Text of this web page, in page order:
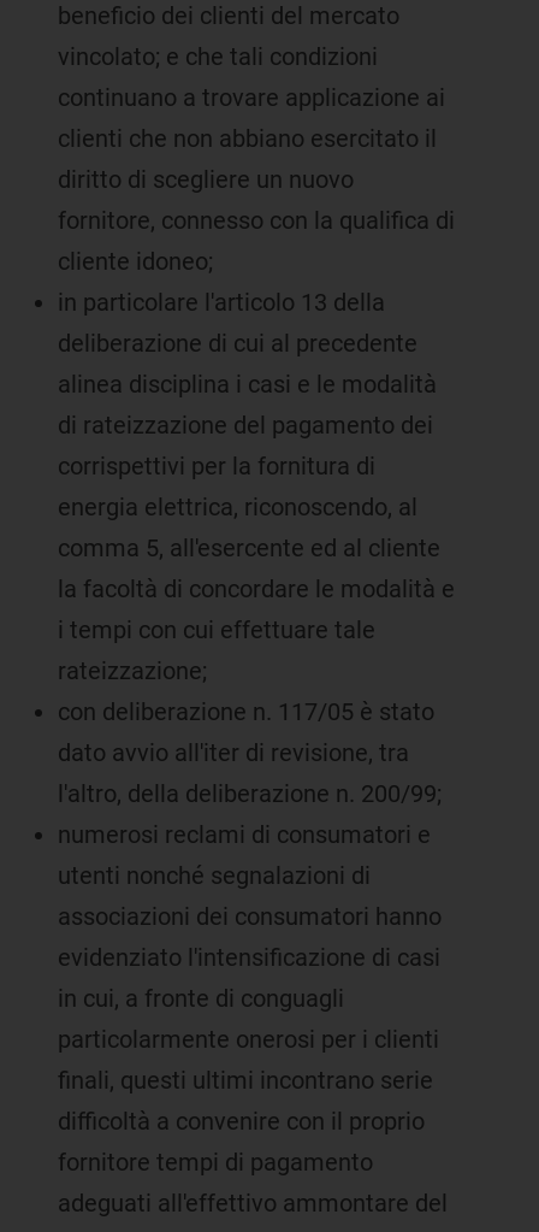
beneficio dei clienti del mercato
vincolato; e che tali condizioni
continuano a trovare applicazione ai
clienti che non abbiano esercitato il
diritto di scegliere un nuovo
fornitore, connesso con la qualifica di
cliente idoneo;
in particolare l'articolo 13 della
deliberazione di cui al precedente
alinea disciplina i casi e le modalità
di rateizzazione del pagamento dei
corrispettivi per la fornitura di
energia elettrica, riconoscendo, al
comma 5, all'esercente ed al cliente
la facoltà di concordare le modalità e
i tempi con cui effettuare tale
rateizzazione;
con deliberazione n. 117/05 è stato
dato avvio all'iter di revisione, tra
l'altro, della deliberazione n. 200/99;
numerosi reclami di consumatori e
utenti nonché segnalazioni di
associazioni dei consumatori hanno
evidenziato l'intensificazione di casi
in cui, a fronte di conguagli
particolarmente onerosi per i clienti
finali, questi ultimi incontrano serie
difficoltà a convenire con il proprio
fornitore tempi di pagamento
adeguati all'effettivo ammontare del